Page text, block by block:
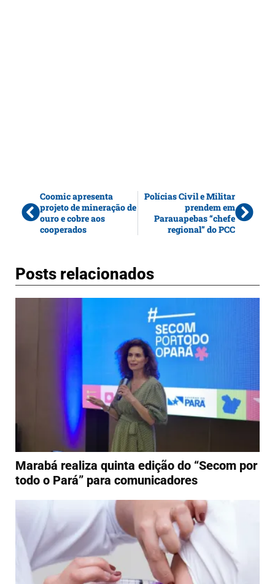
Coomic apresenta
projeto de mineração de
ouro e cobre aos
cooperados
Polícias Civil e Militar
prendem em
Parauapebas “chefe
regional” do PCC
Posts relacionados
Marabá realiza quinta edição do “Secom por
todo o Pará” para comunicadores